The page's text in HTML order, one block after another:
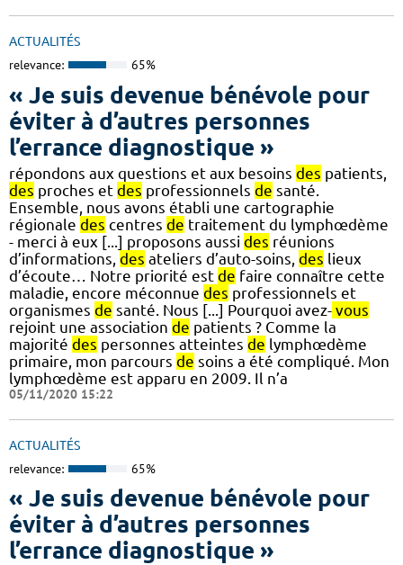
ACTUALITÉS
relevance: 65%
« Je suis devenue bénévole pour
éviter à d’autres personnes
l’errance diagnostique »
répondons aux questions et aux besoins des patients,
des proches et des professionnels de santé.
Ensemble, nous avons établi une cartographie
régionale des centres de traitement du lymphœdème
- merci à eux [...] proposons aussi des réunions
d’informations, des ateliers d’auto-soins, des lieux
d’écoute… Notre priorité est de faire connaître cette
maladie, encore méconnue des professionnels et
organismes de santé. Nous [...] Pourquoi avez- vous
rejoint une association de patients ? Comme la
majorité des personnes atteintes de lymphœdème
primaire, mon parcours de soins a été compliqué. Mon
lymphœdème est apparu en 2009. Il n’a
05/11/2020 15:22
ACTUALITÉS
relevance: 65%
« Je suis devenue bénévole pour
éviter à d’autres personnes
l’errance diagnostique »